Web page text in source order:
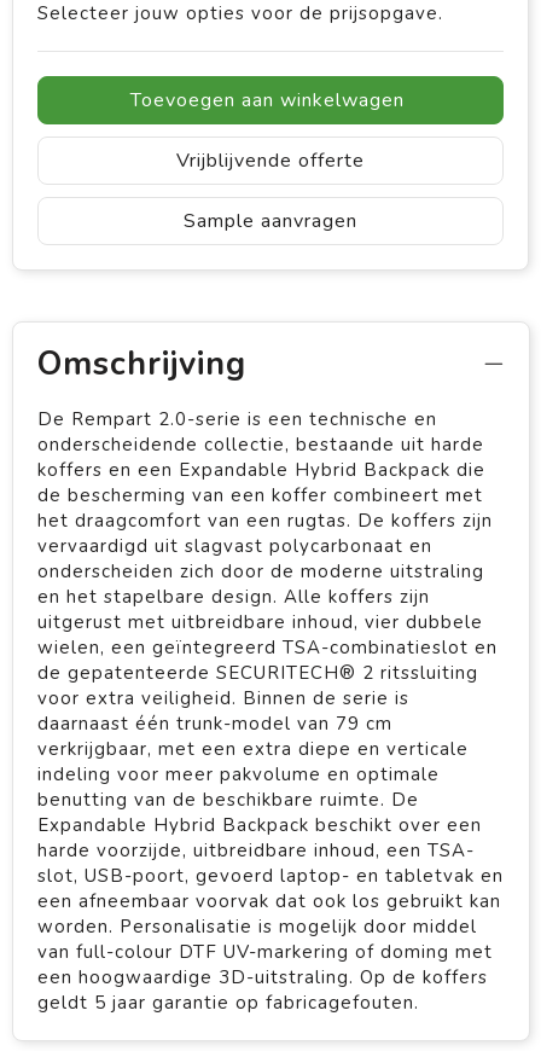
Selecteer jouw opties voor de prijsopgave.
Toevoegen aan winkelwagen
Vrijblijvende offerte
Sample aanvragen
Omschrijving
De Rempart 2.0-serie is een technische en
onderscheidende collectie, bestaande uit harde
koffers en een Expandable Hybrid Backpack die
de bescherming van een koffer combineert met
het draagcomfort van een rugtas. De koffers zijn
vervaardigd uit slagvast polycarbonaat en
onderscheiden zich door de moderne uitstraling
en het stapelbare design. Alle koffers zijn
uitgerust met uitbreidbare inhoud, vier dubbele
wielen, een geïntegreerd TSA-combinatieslot en
de gepatenteerde SECURITECH® 2 ritssluiting
voor extra veiligheid. Binnen de serie is
daarnaast één trunk-model van 79 cm
verkrijgbaar, met een extra diepe en verticale
indeling voor meer pakvolume en optimale
benutting van de beschikbare ruimte. De
Expandable Hybrid Backpack beschikt over een
harde voorzijde, uitbreidbare inhoud, een TSA-
slot, USB-poort, gevoerd laptop- en tabletvak en
een afneembaar voorvak dat ook los gebruikt kan
worden. Personalisatie is mogelijk door middel
van full-colour DTF UV-markering of doming met
een hoogwaardige 3D-uitstraling. Op de koffers
geldt 5 jaar garantie op fabricagefouten.